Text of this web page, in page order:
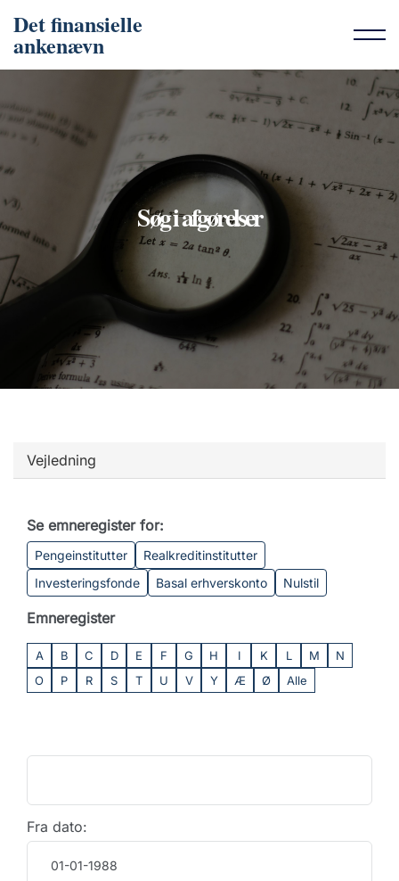
Det finansielle
ankenævn
Søg i afgørelser
Vejledning
Se emneregister for:
Pengeinstitutter
Realkreditinstitutter
Investeringsfonde
Basal erhverskonto Nulstil
Emneregister
A B C D E F G H I K L M
N
O
P R S T U V Y Æ Ø Alle
Fra dato: